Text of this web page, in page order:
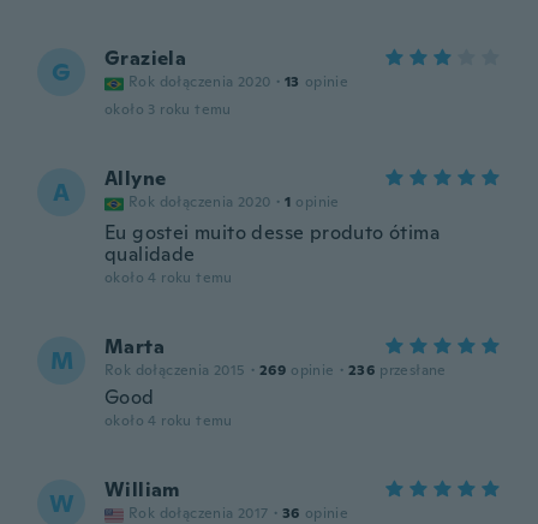
G Graziela
Rok dołączenia 2020 · 13 opinie
około 3 roku temu
A Allyne
Rok dołączenia 2020 · 1 opinie
Eu gostei muito desse produto ótima
qualidade
około 4 roku temu
M Marta
Rok dołączenia 2015 · 269 opinie · 236 przesłane
Good
około 4 roku temu
W William
Rok dołączenia 2017 · 36 opinie